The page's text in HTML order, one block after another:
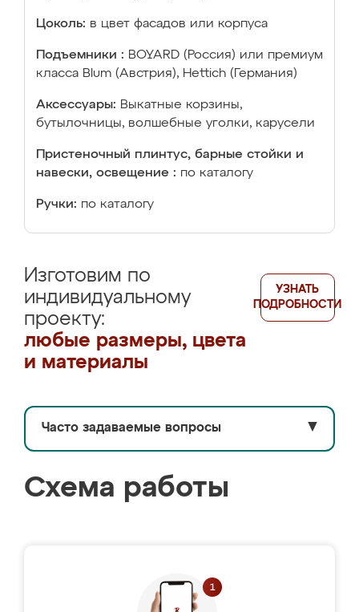
Цоколь: в цвет фасадов или корпуса
Подъемники : BOYARD (Россия) или премиум
класса Blum (Австрия), Hettich (Германия)
Аксессуары: Выкатные корзины,
бутылочницы, волшебные уголки, карусели
Пристеночный плинтус, барные стойки и
навески, освещение : по каталогу
Ручки: по каталогу
Изготовим по
индивидуальному
проекту:
любые размеры, цвета
и материалы
УЗНАТЬ
ПОДРОБНОСТИ
Часто задаваемые вопросы ▼
Схема работы